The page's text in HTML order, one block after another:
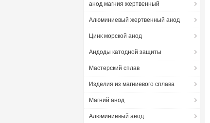
анод магния жертвенный
Алюминиевый жертвенный анод
Цинк морской анод
Андоды катодной защиты
Мастерский сплав
Изделия из магниевого сплава
Магний анод
Алюминиевый анод